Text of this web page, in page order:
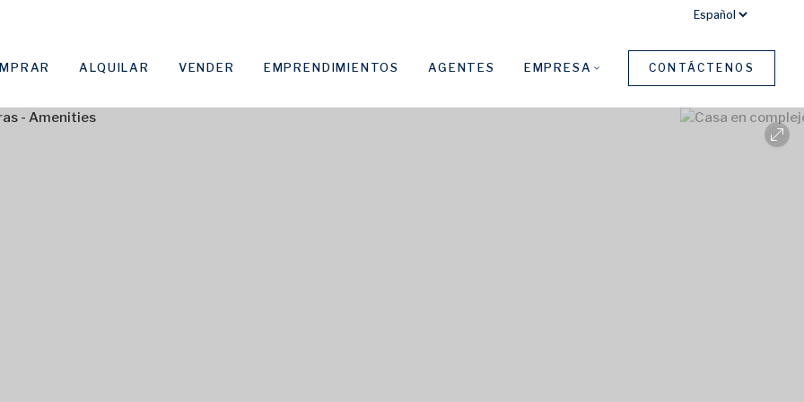
ALQUILAR VENDER EMPRENDIMIENTOS AGENTES EMPRESA CONTÁCTENOS